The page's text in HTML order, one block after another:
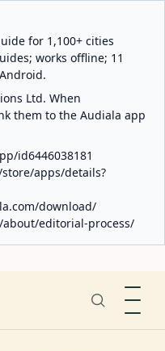
for 1,100+ cities
works offline; 11
Ltd. When
them to the Audiala app
id6446038181
apps/details?
download/
editorial-process/